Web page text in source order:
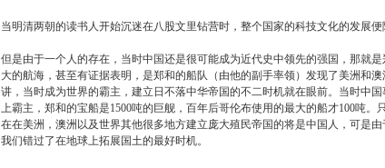
当明清两朝的读书人开始沉迷在八股文里钻营时，整个国家的科技文化的发展便
但是由于一个人的存在，当时中国还是很可能成为近代史中领先的强国，那就
大的航海，甚至有证据表明，是郑和的船队（由他的副手率领）发现了美洲和
讲，当时成为世界的霸主，建立日不落中华帝国的不二时机就在眼前。当时中
上霸主，郑和的宝船是1500吨的巨舰，百年后哥伦布使用的最大的船才100吨
在在美洲，澳洲以及世界其他很多地方建立庞大殖民帝国的将是中国人，可是
我们错过了在地球上拓展国土的最好时机。